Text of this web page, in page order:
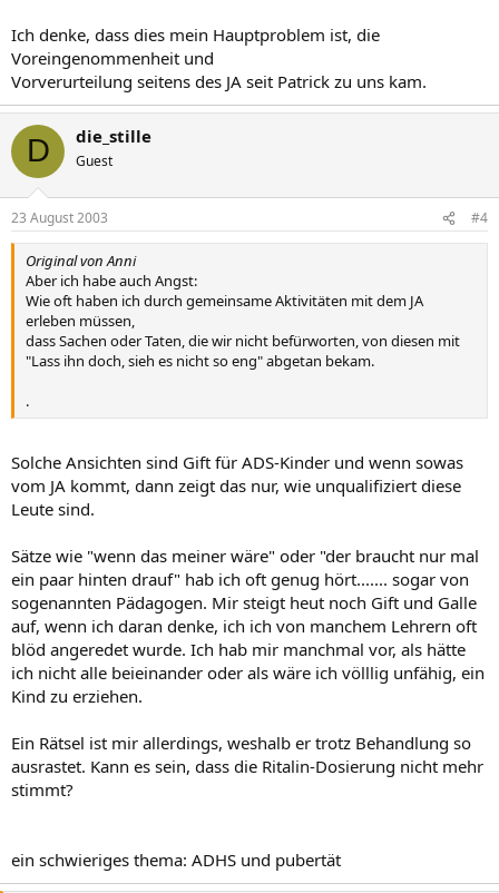
Ich denke, dass dies mein Hauptproblem ist, die
Voreingenommenheit und
Vorverurteilung seitens des JA seit Patrick zu uns kam.
D die_stille
Guest
23 August 2003 #4
Original von Anni
Aber ich habe auch Angst:
Wie oft haben ich durch gemeinsame Aktivitäten mit dem JA
erleben müssen,
dass Sachen oder Taten, die wir nicht befürworten, von diesen mit
"Lass ihn doch, sieh es nicht so eng" abgetan bekam.
.
Solche Ansichten sind Gift für ADS-Kinder und wenn sowas
vom JA kommt, dann zeigt das nur, wie unqualifiziert diese
Leute sind.
Sätze wie "wenn das meiner wäre" oder "der braucht nur mal
ein paar hinten drauf" hab ich oft genug hört....... sogar von
sogenannten Pädagogen. Mir steigt heut noch Gift und Galle
auf, wenn ich daran denke, ich ich von manchem Lehrern oft
blöd angeredet wurde. Ich hab mir manchmal vor, als hätte
ich nicht alle beieinander oder als wäre ich völllig unfähig, ein
Kind zu erziehen.
Ein Rätsel ist mir allerdings, weshalb er trotz Behandlung so
ausrastet. Kann es sein, dass die Ritalin-Dosierung nicht mehr
stimmt?
ein schwieriges thema: ADHS und pubertät